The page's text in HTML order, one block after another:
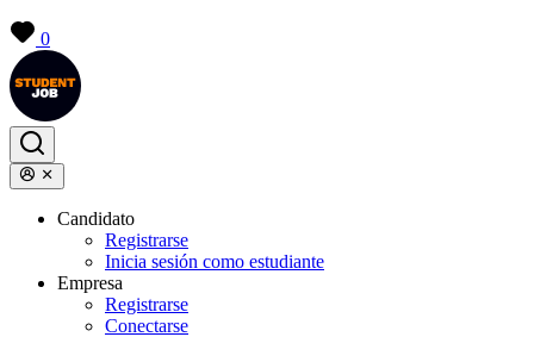
0
Candidato
Registrarse
Inicia sesión como estudiante
Empresa
Registrarse
Conectarse